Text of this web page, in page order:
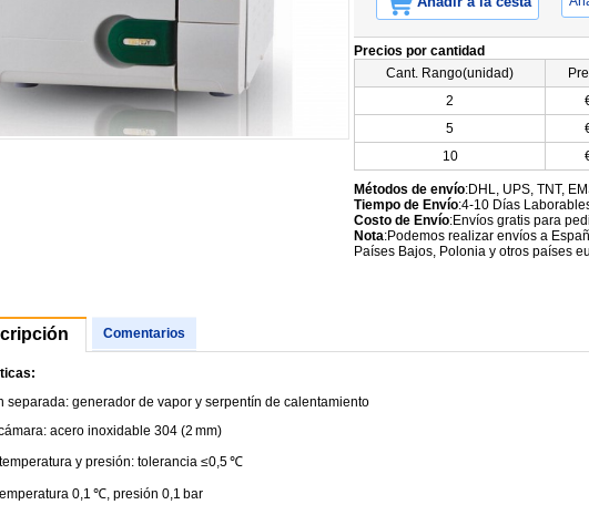
Precios por cantidad
Cant. Rango(unidad)
2
5
10
Métodos de envío:DHL, UPS, TNT,
Tiempo de Envío:4-10 Días
Costo de Envío:Envíos gratis para
Nota:Podemos realizar envíos a
Países Bajos, Polonia y otros países
Comentarios
separada: generador de vapor y serpentín de calentamiento
acero inoxidable 304 (2 mm)
y presión: tolerancia ≤0,5 ℃
0,1 ℃, presión 0,1 bar